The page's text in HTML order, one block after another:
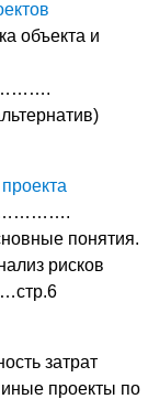
объекта и
понятия.
рисков
затрат
проекты по